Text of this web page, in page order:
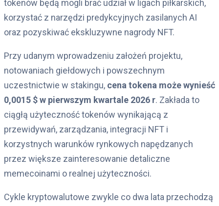
tokenów będą mogli brać udział w ligach piłkarskich,
korzystać z narzędzi predykcyjnych zasilanych AI
oraz pozyskiwać ekskluzywne nagrody NFT.
Przy udanym wprowadzeniu założeń projektu,
notowaniach giełdowych i powszechnym
uczestnictwie w stakingu, cena tokena może wynieść
0,0015 $ w pierwszym kwartale 2026 r. Zakłada to
ciągłą użyteczność tokenów wynikającą z
przewidywań, zarządzania, integracji NFT i
korzystnych warunków rynkowych napędzanych
przez większe zainteresowanie detaliczne
memecoinami o realnej użyteczności.
Cykle kryptowalutowe zwykle co dwa lata przechodzą